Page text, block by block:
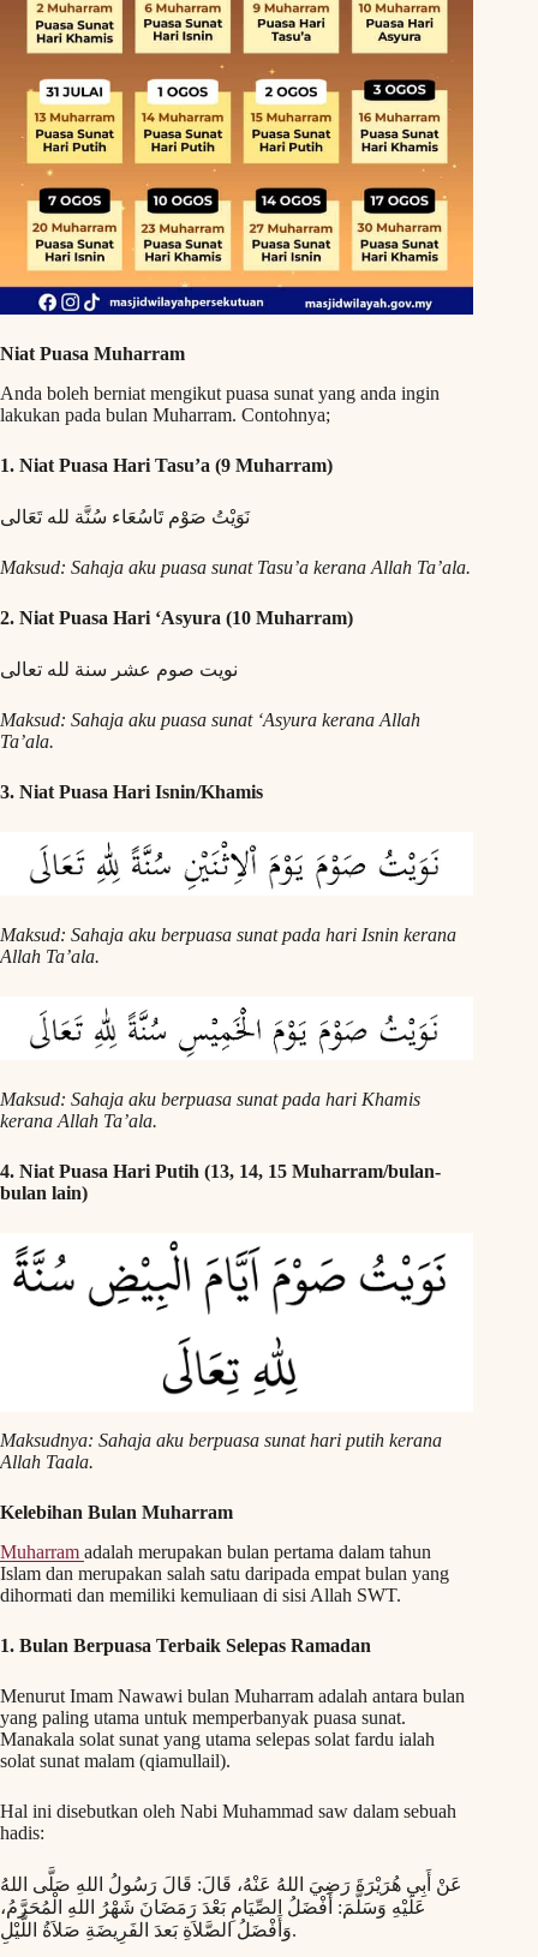
Niat Puasa Muharram
Anda boleh berniat mengikut puasa sunat yang anda ingin
lakukan pada bulan Muharram. Contohnya;
1. Niat Puasa Hari Tasu’a (9 Muharram)
نَوَيْتُ صَوْم تَاسُعَاء سُنَّة لله تَعَالى
Maksud: Sahaja aku puasa sunat Tasu’a kerana Allah Ta’ala.
2. Niat Puasa Hari ‘Asyura (10 Muharram)
نويت صوم عشر سنة لله تعالى
Maksud: Sahaja aku puasa sunat ‘Asyura kerana Allah
Ta’ala.
3. Niat Puasa Hari Isnin/Khamis
Maksud: Sahaja aku berpuasa sunat pada hari Isnin kerana
Allah Ta’ala.
Maksud: Sahaja aku berpuasa sunat pada hari Khamis
kerana Allah Ta’ala.
4. Niat Puasa Hari Putih (13, 14, 15 Muharram/bulan-
bulan lain)
Maksudnya: Sahaja aku berpuasa sunat hari putih kerana
Allah Taala.
Kelebihan Bulan Muharram
Muharram adalah merupakan bulan pertama dalam tahun
Islam dan merupakan salah satu daripada empat bulan yang
dihormati dan memiliki kemuliaan di sisi Allah SWT.
1. Bulan Berpuasa Terbaik Selepas Ramadan
Menurut Imam Nawawi bulan Muharram adalah antara bulan
yang paling utama untuk memperbanyak puasa sunat.
Manakala solat sunat yang utama selepas solat fardu ialah
solat sunat malam (qiamullail).
Hal ini disebutkan oleh Nabi Muhammad saw dalam sebuah
hadis:
عَنْ أَبِي هُرَيْرَةَ رَضِيَ اللهُ عَنْهُ، قَالَ: قَالَ رَسُولُ اللهِ صَلَّى اللهُ
عَلَيْهِ وَسَلَّمَ: أَفْضَلُ الصِّيَامِ بَعْدَ رَمَضَانَ شَهْرُ اللهِ الْمُحَرَّمُ،
وَأَفْضَلُ الصَّلاَةِ بَعدَ الفَرِيضَةِ صَلاَةُ اللَّيْلِ.